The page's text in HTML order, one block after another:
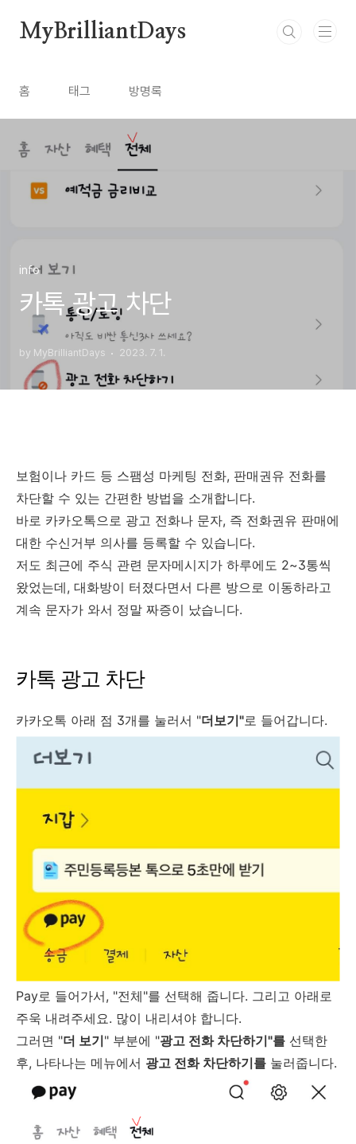
MyBrilliantDays
홈 태그 방명록
info
카톡 광고 차단
by MyBrilliantDays 2023. 7. 1.
보험이나 카드 등 스팸성 마케팅 전화, 판매권유 전화를
차단할 수 있는 간편한 방법을 소개합니다.
바로 카카오톡으로 광고 전화나 문자, 즉 전화권유 판매에
대한 수신거부 의사를 등록할 수 있습니다.
저도 최근에 주식 관련 문자메시지가 하루에도 2~3통씩
왔었는데, 대화방이 터졌다면서 다른 방으로 이동하라고
계속 문자가 와서 정말 짜증이 났습니다.
카톡 광고 차단
카카오톡 아래 점 3개를 눌러서 "더보기"로 들어갑니다.
Pay로 들어가서, "전체"를 선택해 줍니다. 그리고 아래로
주욱 내려주세요. 많이 내리셔야 합니다.
그러면 "더 보기" 부분에 "광고 전화 차단하기"를 선택한
후, 나타나는 메뉴에서 광고 전화 차단하기를 눌러줍니다.